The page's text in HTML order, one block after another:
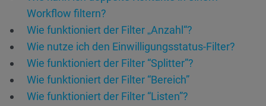
Workflow filtern?
Wie funktioniert der Filter „Anzahl“?
Wie nutze ich den Einwilligungsstatus-Filter?
Wie funktioniert der Filter “Splitter”?
Wie funktioniert der Filter “Bereich”
Wie funktioniert der Filter “Listen”?